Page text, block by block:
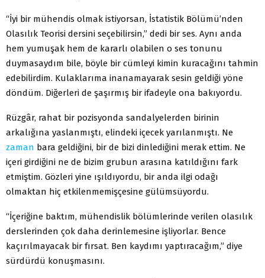
“İyi bir mühendis olmak istiyorsan, İstatistik Bölümü’nden
Olasılık Teorisi dersini seçebilirsin,” dedi bir ses. Aynı anda
hem yumuşak hem de kararlı olabilen o ses tonunu
duymasaydım bile, böyle bir cümleyi kimin kuracağını tahmin
edebilirdim. Kulaklarıma inanamayarak sesin geldiği yöne
döndüm. Diğerleri de şaşırmış bir ifadeyle ona bakıyordu.
Rüzgâr, rahat bir pozisyonda sandalyelerden birinin
arkalığına yaslanmıştı, elindeki içecek yarılanmıştı. Ne
zaman bara geldiğini, bir de bizi dinlediğini merak ettim. Ne
içeri girdiğini ne de bizim grubun arasına katıldığını fark
etmiştim. Gözleri yine ışıldıyordu, bir anda ilgi odağı
olmaktan hiç etkilenmemişçesine gülümsüyordu.
“İçeriğine baktım, mühendislik bölümlerinde verilen olasılık
derslerinden çok daha derinlemesine işliyorlar. Bence
kaçırılmayacak bir fırsat. Ben kaydımı yaptıracağım,” diye
sürdürdü konuşmasını.